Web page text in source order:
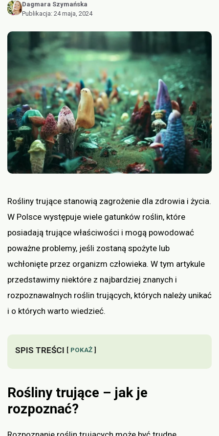
Dagmara Szymańska
Publikacja: 24 maja, 2024
Rośliny trujące stanowią zagrożenie dla zdrowia i życia.
W Polsce występuje wiele gatunków roślin, które
posiadają trujące właściwości i mogą powodować
poważne problemy, jeśli zostaną spożyte lub
wchłonięte przez organizm człowieka. W tym artykule
przedstawimy niektóre z najbardziej znanych i
rozpoznawalnych roślin trujących, których należy unikać
i o których warto wiedzieć.
SPIS TREŚCI POKAŻ
Rośliny trujące – jak je
rozpoznać?